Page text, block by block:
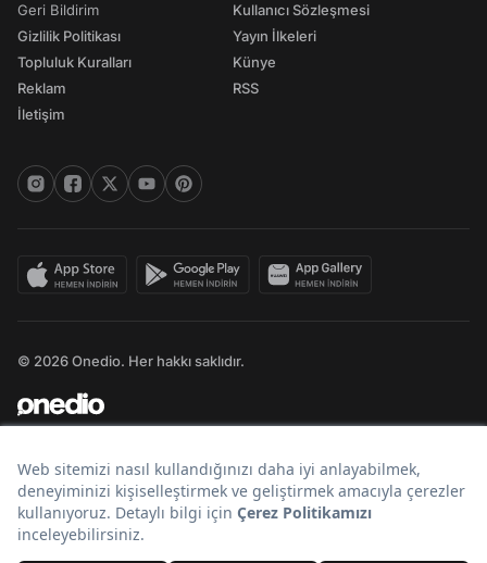
Geri Bildirim
Gizlilik Politikası
Topluluk Kuralları
Reklam
İletişim
Kullanıcı Sözleşmesi
Yayın İlkeleri
Künye
RSS
© 2026 Onedio. Her hakkı saklıdır.
Bir markasıdır.